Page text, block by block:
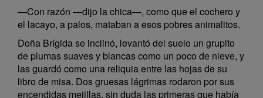
—Con razón —dijo la chica—, como que el cochero y
el lacayo, a palos, mataban a esos pobres animalitos.
Doña Brígida se inclinó, levantó del suelo un grupito
de plumas suaves y blancas como un poco de nieve, y
las guardó como una reliquia entre las hojas de su
libro de misa. Dos gruesas lágrimas rodaron por sus
encendidas mejillas, sin duda las primeras que había